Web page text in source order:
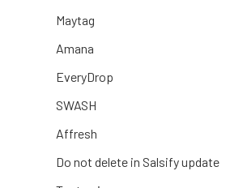
Maytag
Amana
EveryDrop
SWASH
Affresh
Do not delete in Salsify update